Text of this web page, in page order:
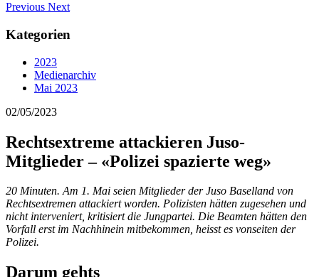
Previous Next
Kategorien
2023
Medienarchiv
Mai 2023
02/05/2023
Rechtsextreme attackieren Juso-
Mitglieder – «Polizei spazierte weg»
20 Minuten. Am 1. Mai seien Mitglieder der Juso Baselland von
Rechtsextremen attackiert worden. Polizisten hätten zugesehen und
nicht interveniert, kritisiert die Jungpartei. Die Beamten hätten den
Vorfall erst im Nachhinein mitbekommen, heisst es vonseiten der
Polizei.
Darum gehts